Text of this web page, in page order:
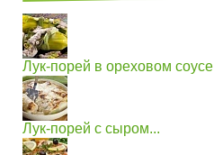
Лук-порей в ореховом соусе
Лук-порей с сыром...